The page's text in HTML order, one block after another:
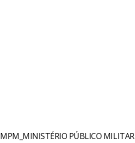
MPM_MINISTÉRIO PÚBLICO MILITAR